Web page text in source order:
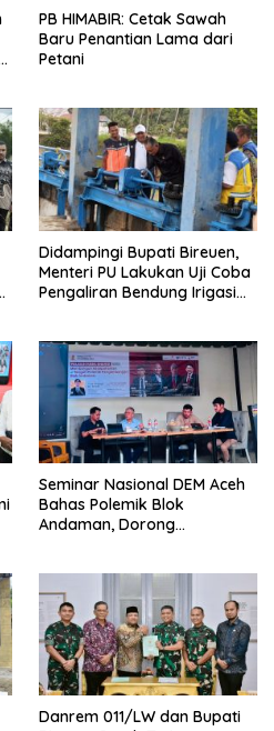
PB HIMABIR: Cetak Sawah
Baru Penantian Lama dari
Petani
Didampingi Bupati Bireuen,
Menteri PU Lakukan Uji Coba
Pengaliran Bendung Irigasi
Seminar Nasional DEM Aceh
Bahas Polemik Blok
Andaman, Dorong
Danrem 011/LW dan Bupati